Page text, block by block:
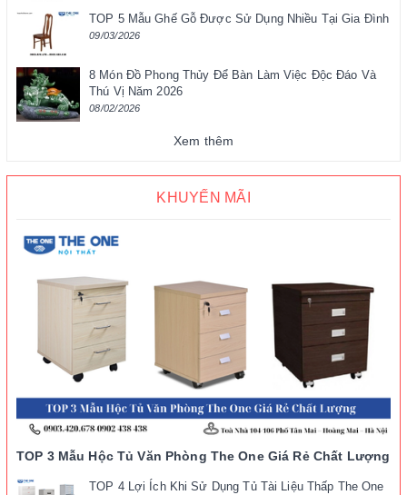
TOP 5 Mẫu Ghế Gỗ Được Sử Dụng Nhiều Tại Gia Đình
09/03/2026
8 Món Đồ Phong Thủy Để Bàn Làm Việc Độc Đáo Và
Thú Vị Năm 2026
08/02/2026
Xem thêm
KHUYẾN MÃI
TOP 3 Mẫu Hộc Tủ Văn Phòng The One Giá Rẻ Chất Lượng
TOP 4 Lợi Ích Khi Sử Dụng Tủ Tài Liệu Thấp The One